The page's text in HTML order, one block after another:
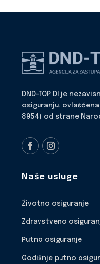
DND-TOP DI je
osiguranju,
8954) od strane
Naše usluge
Životno osiguranje
Zdravstveno
Putno osiguranje
Godišnje putno